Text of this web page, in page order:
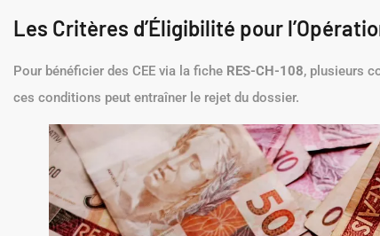
Les Critères d’Éligibilité pour
Pour bénéficier des CEE via la fiche RES-CH-108, plusieurs
ces conditions peut entraîner le rejet du dossier.